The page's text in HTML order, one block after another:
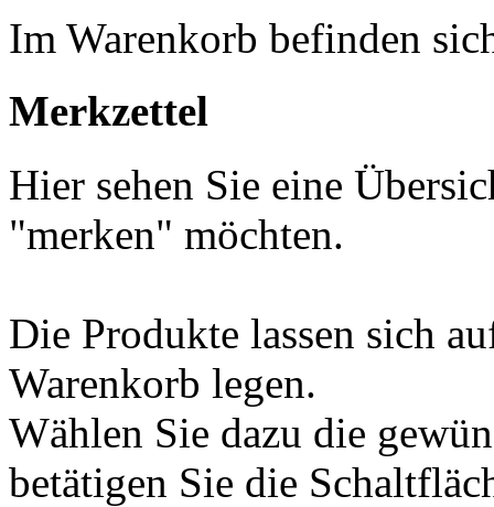
Im Warenkorb befinden
Merkzettel
Hier sehen Sie eine
"merken" möchten.
Die Produkte lassen sich
Warenkorb legen.
Wählen Sie dazu die
betätigen Sie die